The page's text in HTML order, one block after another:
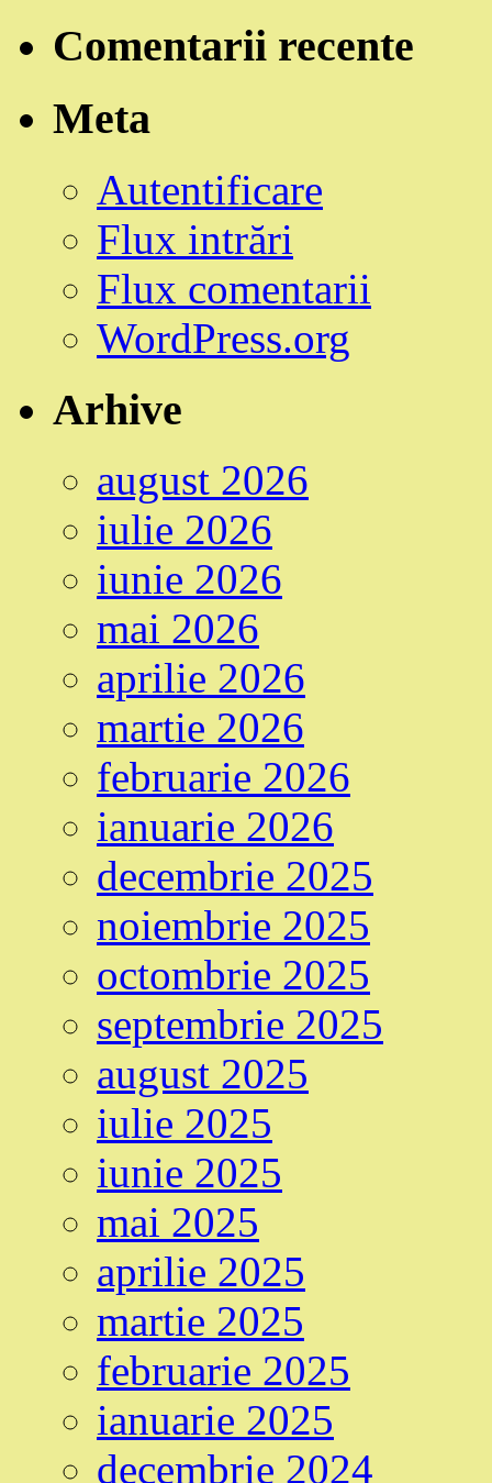
Comentarii recente
Meta
Autentificare
Flux intrări
Flux comentarii
WordPress.org
Arhive
august 2026
iulie 2026
iunie 2026
mai 2026
aprilie 2026
martie 2026
februarie 2026
ianuarie 2026
decembrie 2025
noiembrie 2025
octombrie 2025
septembrie 2025
august 2025
iulie 2025
iunie 2025
mai 2025
aprilie 2025
martie 2025
februarie 2025
ianuarie 2025
decembrie 2024